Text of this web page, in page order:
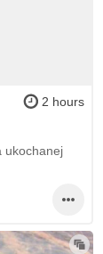
2 hours
ukochanej